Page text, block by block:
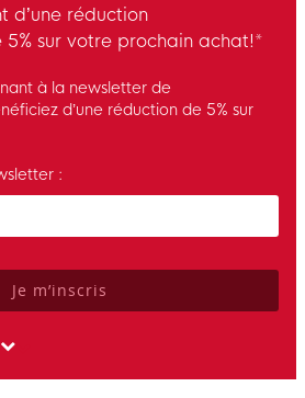
d’une réduction
sur votre prochain achat!*
à la newsletter de
d’une réduction de 5% sur
the privacy policy to subscribe to
:
Je m’inscris